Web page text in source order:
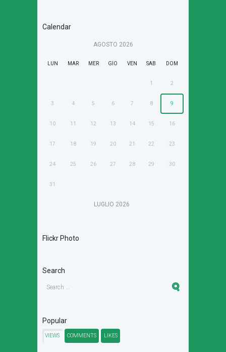
Calendar
AGOSTO 2026
LUN MAR MER GIO VEN SAB DOM
1 2
3 4 5 6 7 8 9
10 11 12 13 14 15 16
17 18 19 20 21 22 23
24 25 26 27 28 29 30
31
LUGLIO 2026
Flickr Photo
Search
Popular
VIEWS COMMENTS LIKES